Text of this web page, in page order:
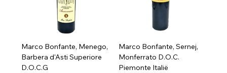
Marco Bonfante, Menego,
Barbera d'Asti Superiore
D.O.C.G
Marco Bonfante, Sernej,
Monferrato D.O.C.
Piemonte Italië